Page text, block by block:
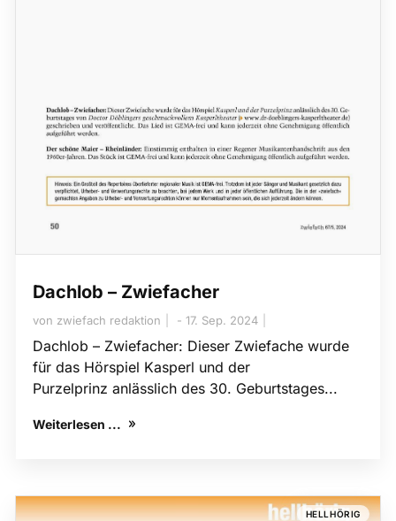
Dachlob – Zwiefacher
von zwiefach redaktion 17. Sep. 2024
Dachlob – Zwiefacher: Dieser Zwiefache wurde
für das Hörspiel Kasperl und der
Purzelprinz anlässlich des 30. Geburtstages...
Weiterlesen ...
HELLHÖRIG